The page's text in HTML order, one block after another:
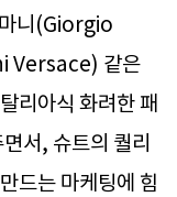
니(Giorgio
Versace) 같은
리아식 화려한 패
서, 슈트의 퀄리
드는 마케팅에 힘